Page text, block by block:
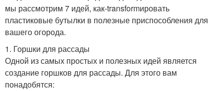
мы рассмотрим 7 идей, как-transformировать
пластиковые бутылки в полезные приспособления для
вашего огорода.
1. Горшки для рассады
Одной из самых простых и полезных идей является
создание горшков для рассады. Для этого вам
понадобятся: